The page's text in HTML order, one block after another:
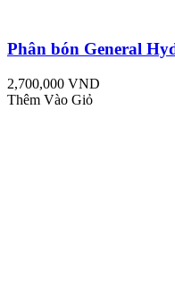
Phân bón General
2,700,000 VND
Thêm Vào Giỏ